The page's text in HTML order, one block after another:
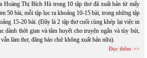
Hoàng Thị Bích Hà trong 10 tập thơ đã xuất bản từ mấy
50 bài, mỗi tập lọc ra khoảng 10-15 bài, trong những tập
15-20 bài. (Đây là 2 tập thơ cuối cùng khép lại việc in
dành thời gian và tâm huyết cho truyện ngắn và tùy bút,
làm thơ, đăng báo chứ không xuất bản nữa).
Đọc thêm